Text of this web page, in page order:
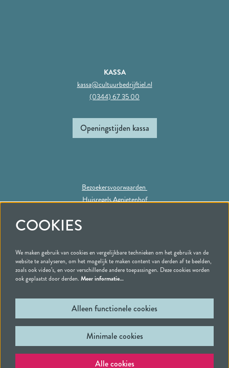
KASSA
kassa@cultuurbedrijftiel.nl
(0344) 67 35 00
Openingstijden kassa
Bezoekersvoorwaarden
Huisregels Agnietenhof
Volg ons
Schrijf je in voor onze nieuwsbrief
Powered byCultureSuite
COOKIES
We maken gebruik van cookies en vergelijkbare technieken om het gebruik van de
website te analyseren, om het mogelijk te maken content van derden af te beelden,
zoals ook video’s, en voor verschillende andere toepassingen. Deze cookies worden
ook geplaatst door derden. Meer informatie…
Alleen functionele cookies
Minimale cookies
Alle cookies